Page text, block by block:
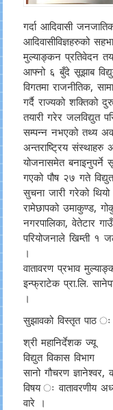
गर्दा आदिवासी
आदिवासीविज्ञहरुको
मुल्याङ्कन प्रतिवेदन
आफ्नो ६ बुँदे सूझाब
विगतमा राजनीतिक,
गर्दै राज्यको शक्तिको
तयारी गरेर जलविद्युत
सम्पन्न नभएको तथ्य
अन्तराष्ट्रिय संस्थाहरु
योजनासमेत
गएको पौष २७ गते
सुचना जारी गरेको
रामेछापको उमाकुण्ड,
नगरपालिका, वेतेटार
परियोजनाले खिम्ती १
।
वातावरण प्रभाव
इन्फ्राटेक प्रा.लि.
।
सुझावको विस्तृत पाठ ः
श्री महानिर्देशक ज्यू
विद्युत विकास विभाग
सानो गौचरण ज्ञानेश्वर,
विषय ः वातावरणीय
वारे ।